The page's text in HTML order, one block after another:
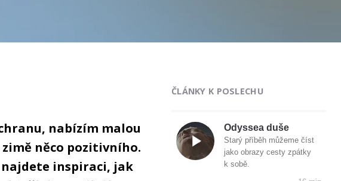
nabízím malou
něco pozitivního.
najdete inspiraci, jak
ČLÁNKY K POSLECHU
Odyssea duše
Starý příběh můžeme číst
jako obrazy cesty zpátky
k sobě.